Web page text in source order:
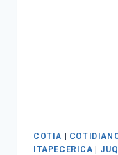
COTIA |
ITAPECERICA |